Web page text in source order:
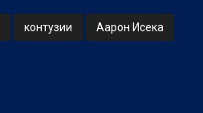
контузии Аарон Исека